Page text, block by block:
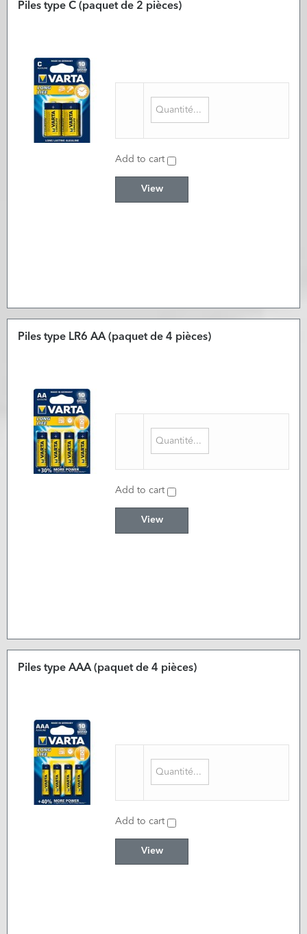
Piles type C (paquet de 2 pièces)
Add to cart
View
Piles type LR6 AA (paquet de 4 pièces)
Add to cart
View
Piles type AAA (paquet de 4 pièces)
Add to cart
View